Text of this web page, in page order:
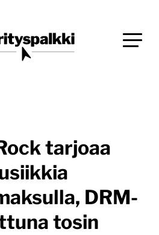
tarjoaa
DRM-
tosin